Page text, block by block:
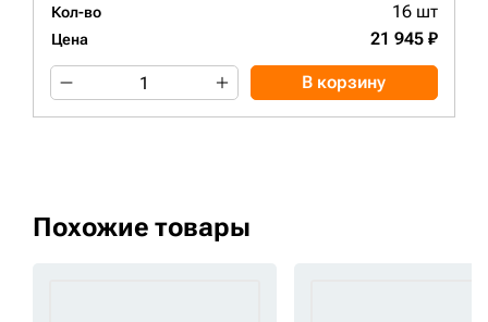
Кол-во 16 шт
Цена 21 945 ₽
В корзину
Похожие товары